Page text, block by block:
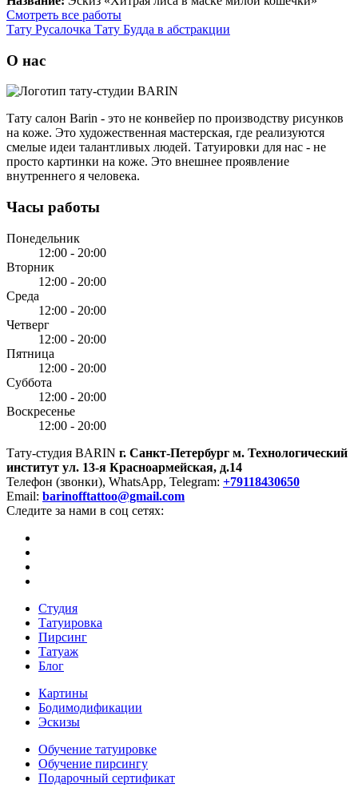
Смотреть все работы
Тату Русалочка Тату Будда в абстракции
О нас
Тату салон Barin - это не конвейер по производству рисунков
на коже. Это художественная мастерская, где реализуются
смелые идеи талантливых людей. Татуировки для нас - не
просто картинки на коже. Это внешнее проявление
внутреннего я человека.
Часы работы
Понедельник
12:00 - 20:00
Вторник
12:00 - 20:00
Среда
12:00 - 20:00
Четверг
12:00 - 20:00
Пятница
12:00 - 20:00
Суббота
12:00 - 20:00
Воскресенье
12:00 - 20:00
Тату-студия BARIN г. Санкт-Петербург м. Технологический
институт ул. 13-я Красноармейская, д.14
Телефон (звонки), WhatsApp, Telegram: +79118430650
Email: barinofftattoo@gmail.com
Следите за нами в соц сетях:
Студия
Татуировка
Пирсинг
Татуаж
Блог
Картины
Бодимодификации
Эскизы
Обучение татуировке
Обучение пирсингу
Подарочный сертификат